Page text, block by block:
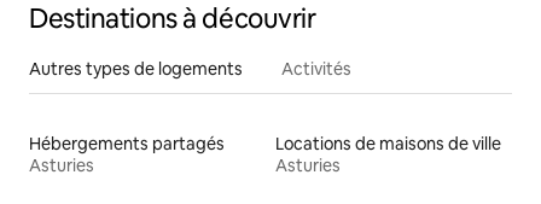
Destinations à découvrir
Autres types de logements Activités
Hébergements partagés
Asturies
Locations de maisons de ville
Asturies